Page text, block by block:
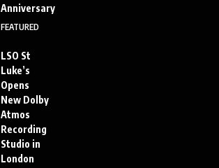
Anniversary
FEATURED
LSO St
Luke’s
Opens
New Dolby
Atmos
Recording
Studio in
London